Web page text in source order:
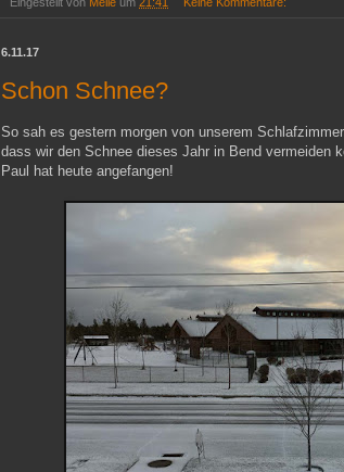
6.11.17
Schon Schnee?
So sah es gestern morgen von unserem
dass wir den Schnee dieses Jahr in Bend vermeiden
Paul hat heute angefangen!